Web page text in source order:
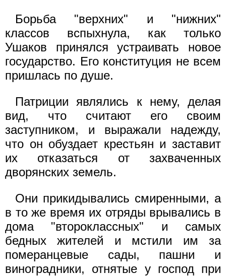
Борьба "верхних" и "нижних"
классов вспыхнула, как только
Ушаков принялся устраивать новое
государство. Его конституция не всем
пришлась по душе.
Патриции являлись к нему, делая
вид, что считают его своим
заступником, и выражали надежду,
что он обуздает крестьян и заставит
их отказаться от захваченных
дворянских земель.
Они прикидывались смиренными, а
в то же время их отряды врывались в
дома "второклассных" и самых
бедных жителей и мстили им за
померанцевые сады, пашни и
виноградники, отнятые у господ при